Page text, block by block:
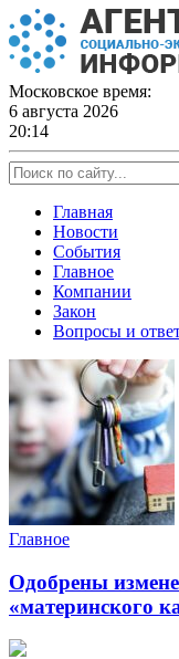
Skip
to
content
Московское время:
6 августа 2026
20:14
Главная
Новости
События
Главное
Компании
Закон
Вопросы и
Главное
Одобрены
«материнского